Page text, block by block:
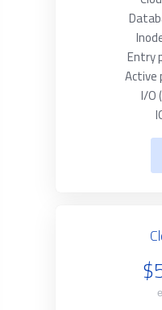
Entry
Active
I/O